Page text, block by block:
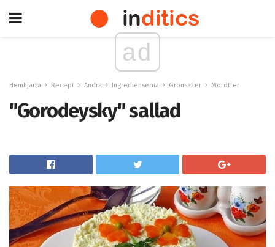
ad
Hemhjärta Recept Andra Ingredienserna Grönsaker Morötter
"Gorodeysky" sallad